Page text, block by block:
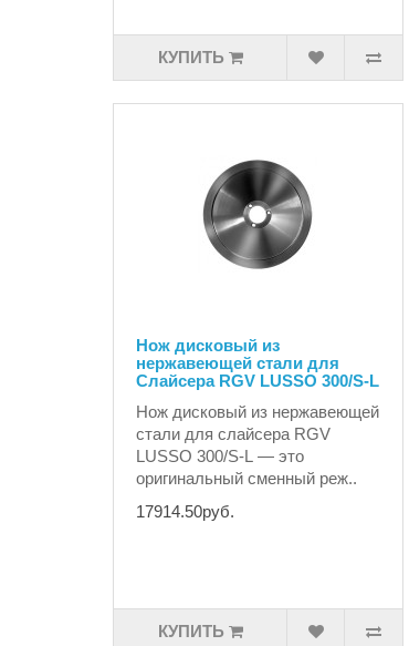
КУПИТЬ
Нож дисковый из
нержавеющей стали для
Слайсера RGV LUSSO 300/S-L
Нож дисковый из нержавеющей
стали для слайсера RGV
LUSSO 300/S-L — это
оригинальный сменный реж..
17914.50руб.
КУПИТЬ